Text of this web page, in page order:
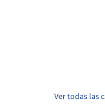
Ver todas las